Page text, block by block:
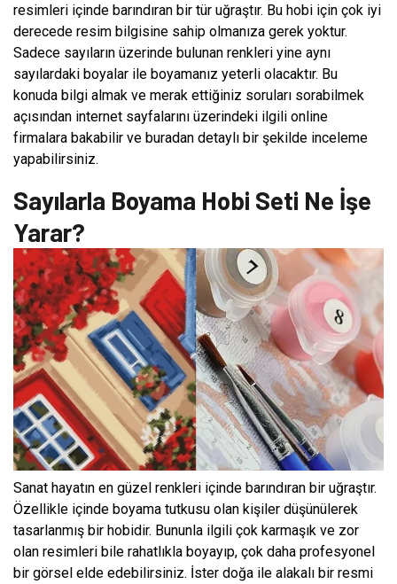
resimleri içinde barındıran bir tür uğraştır. Bu hobi için çok iyi
derecede resim bilgisine sahip olmanıza gerek yoktur.
Sadece sayıların üzerinde bulunan renkleri yine aynı
sayılardaki boyalar ile boyamanız yeterli olacaktır. Bu
konuda bilgi almak ve merak ettiğiniz soruları sorabilmek
açısından internet sayfalarını üzerindeki ilgili online
firmalara bakabilir ve buradan detaylı bir şekilde inceleme
yapabilirsiniz.
Sayılarla Boyama Hobi Seti Ne İşe
Yarar?
Sanat hayatın en güzel renkleri içinde barındıran bir uğraştır.
Özellikle içinde boyama tutkusu olan kişiler düşünülerek
tasarlanmış bir hobidir. Bununla ilgili çok karmaşık ve zor
olan resimleri bile rahatlıkla boyayıp, çok daha profesyonel
bir görsel elde edebilirsiniz. İster doğa ile alakalı bir resmi